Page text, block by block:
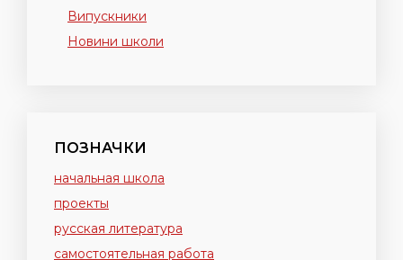
Випускники
Новини школи
ПОЗНАЧКИ
начальная школа
проекты
русская литература
самостоятельная работа